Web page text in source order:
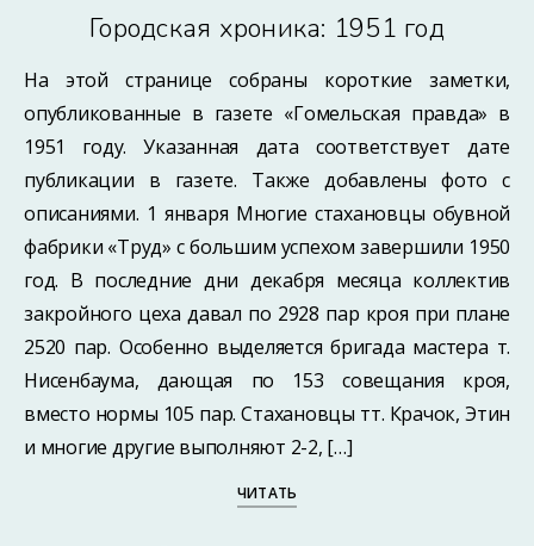
Городская хроника: 1951 год
На этой странице собраны короткие заметки,
опубликованные в газете «Гомельская правда» в
1951 году. Указанная дата соответствует дате
публикации в газете. Также добавлены фото с
описаниями. 1 января Многие стахановцы обувной
фабрики «Труд» с большим успехом завершили 1950
год. В последние дни декабря месяца коллектив
закройного цеха давал по 2928 пар кроя при плане
2520 пар. Особенно выделяется бригада мастера т.
Нисенбаума, дающая по 153 совещания кроя,
вместо нормы 105 пар. Стахановцы тт. Крачок, Этин
и многие другие выполняют 2-2, […]
ЧИТАТЬ